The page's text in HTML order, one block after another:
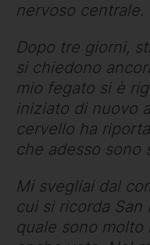
nervoso centrale.
Dopo tre giorni,
si chiedono
mio fegato si è
iniziato di nuovo
cervello ha
che adesso sono
Mi svegliai dal
cui si ricorda San
quale sono